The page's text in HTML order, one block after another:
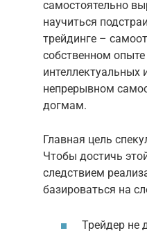
самостоятельно
научиться
трейдинге –
собственном
интеллектуальных
непрерывном
догмам.
Главная цель
Чтобы достичь
следствием
базироваться на
Трейдер не